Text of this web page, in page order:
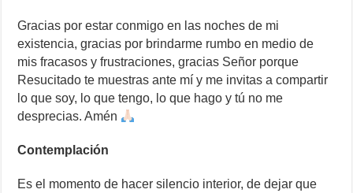
Gracias por estar conmigo en las noches de mi
existencia, gracias por brindarme rumbo en medio de
mis fracasos y frustraciones, gracias Señor porque
Resucitado te muestras ante mí y me invitas a compartir
lo que soy, lo que tengo, lo que hago y tú no me
desprecias. Amén
Contemplación
Es el momento de hacer silencio interior, de dejar que